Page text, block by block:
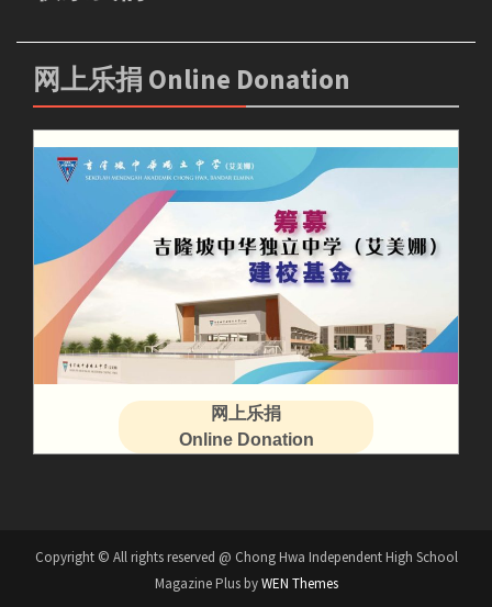
网上乐捐 Online Donation
网上乐捐
Online Donation
Copyright © All rights reserved @ Chong Hwa Independent High School
Magazine Plus byWEN Themes